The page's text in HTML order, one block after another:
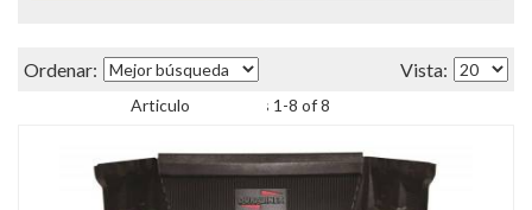
Items 1-8 of 8